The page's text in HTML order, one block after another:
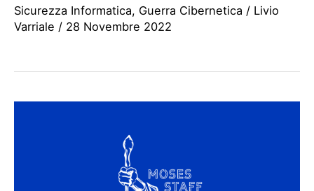
Sicurezza Informatica, Guerra Cibernetica / Livio
Varriale / 28 Novembre 2022